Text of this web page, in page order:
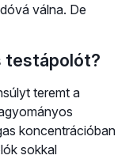
válna. De
testápolót?
teremt a
koncentrációban
sokkal